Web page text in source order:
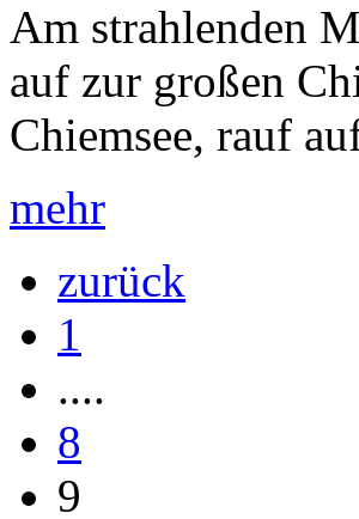
Am strahlenden
auf zur großen
Chiemsee, rauf
mehr
zurück
1
....
8
9